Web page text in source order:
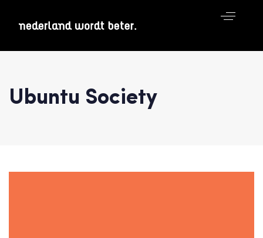
Ubuntu Society